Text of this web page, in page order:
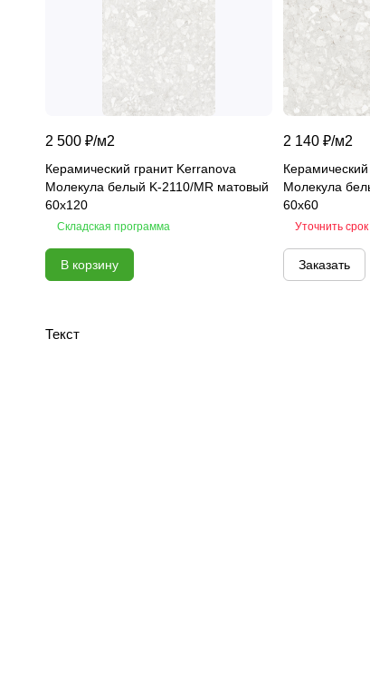
2 500 ₽/м2
Керамический гранит Kerranova
Молекула белый K-2110/MR матовый
60х120
Складская программа
В корзину
2 140 ₽/м2
Молекула
60х60
Уточнить срок
Заказать
Текст